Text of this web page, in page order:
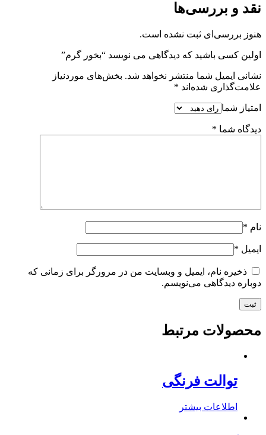
نقد و بررسی‌ها
هنوز بررسی‌ای ثبت نشده است.
اولین کسی باشید که دیدگاهی می نویسد “بخور گرم”
نشانی ایمیل شما منتشر نخواهد شد. بخش‌های موردنیاز
علامت‌گذاری شده‌اند *
امتیاز شما
دیدگاه شما *
نام *
ایمیل *
ذخیره نام، ایمیل و وبسایت من در مرورگر برای زمانی که
دوباره دیدگاهی می‌نویسم.
محصولات مرتبط
توالت فرنگی
اطلاعات بیشتر